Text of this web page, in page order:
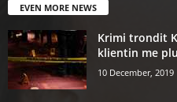
EVEN MORE NEWS
Krimi trondit
klientin me
10 December, 2019